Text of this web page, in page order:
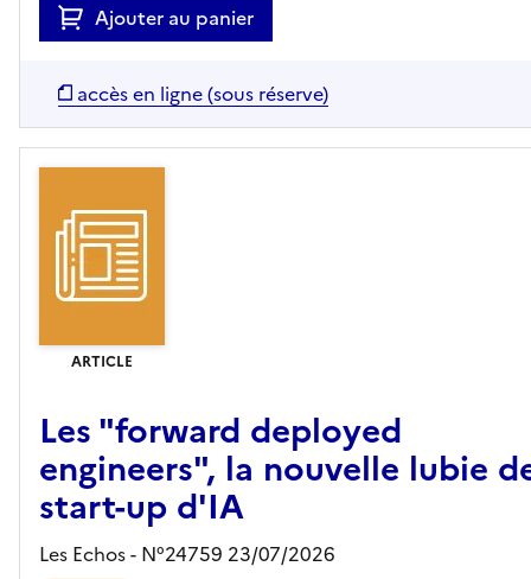
Ajouter au panier
accès en ligne (sous réserve)
ARTICLE
Les "forward deployed
engineers", la nouvelle lubie
start-up d'IA
Les Echos - N°24759 23/07/2026